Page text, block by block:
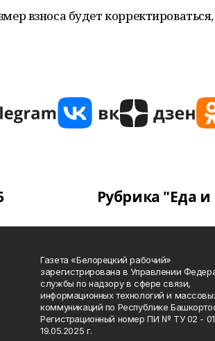
взноса будет
Рубрика "Еда
Газета «Белорецкий рабочий»
зарегистрирована в Управлении
службы по надзору в сфере связи,
информационных технологий и
коммуникаций по Республике
Регистрационный номер ПИ № ТУ 02 -
19.05.2025 г.